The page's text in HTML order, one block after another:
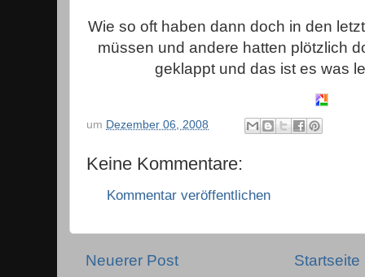
Wie so oft haben dann doch in den
müssen und andere hatten plötzlich
geklappt und das ist es was
um Dezember 06, 2008
Keine Kommentare:
Kommentar veröffentlichen
Neuerer Post Startseite